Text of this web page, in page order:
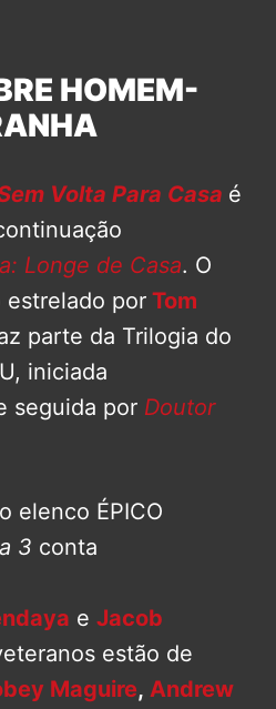
HOMEM-
Volta Para Casa é
Longe de Casa. O
por Tom
parte da Trilogia do
iniciada
seguida por Doutor
elenco ÉPICO
3 conta
e Jacob
estão de
Maguire, Andrew